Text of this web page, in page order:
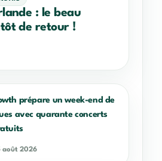
: le beau
de retour !
prépare un week-end de
avec quarante concerts
août 2026